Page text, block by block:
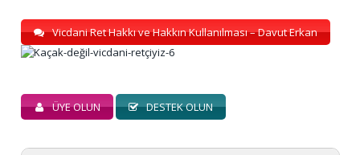
Vicdani Ret Hakkı ve Hakkın Kullanılması – Davut Erkan
ÜYE OLUN DESTEK OLUN